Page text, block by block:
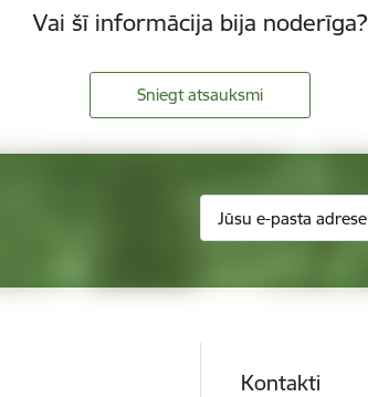
Vai šī informācija bija noderīga?
Sniegt atsauksmi
Kontakti